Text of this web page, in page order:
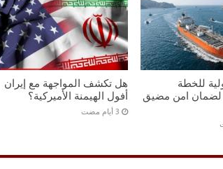
للخطة
لضمان امن مضيق
هل تكشف المواجهة مع إيران
أفول الهيمنة الأميركية؟